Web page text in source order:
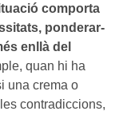
comporta
ponderar-
enllà del
quan hi ha
una crema o
contradiccions,